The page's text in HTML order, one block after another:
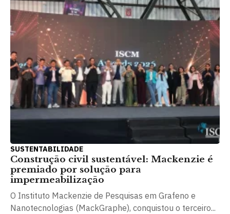
SUSTENTABILIDADE
Construção civil sustentável: Mackenzie é
premiado por solução para
impermeabilização
O Instituto Mackenzie de Pesquisas em Grafeno e
Nanotecnologias (MackGraphe), conquistou o terceiro...